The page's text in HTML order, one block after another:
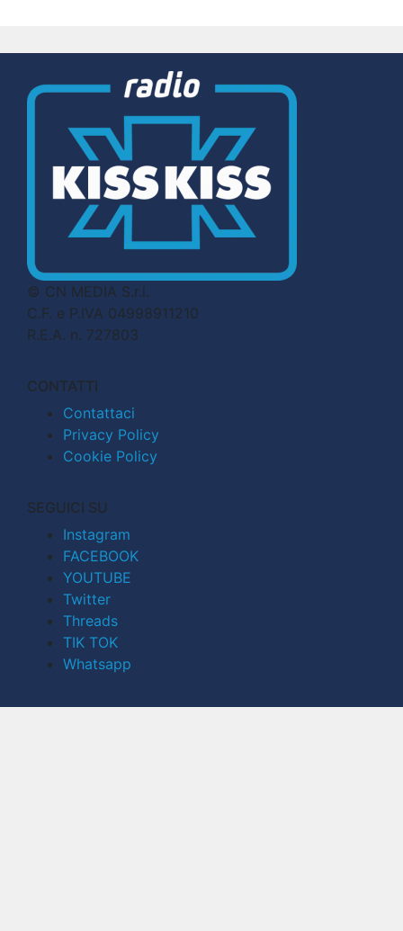
© CN MEDIA S.r.l.
C.F. e P.IVA 04998911210
R.E.A. n. 727803
CONTATTI
Contattaci
Privacy Policy
Cookie Policy
SEGUICI SU
Instagram
FACEBOOK
YOUTUBE
Twitter
Threads
TIK TOK
Whatsapp